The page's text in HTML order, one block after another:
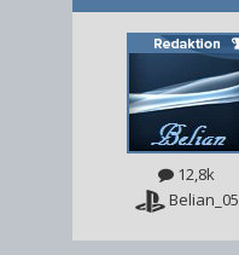
12,8k
Belian_05